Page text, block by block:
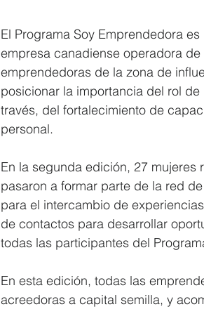
El Programa Soy Emprendedora
empresa canadiense operadora
emprendedoras de la zona de
posicionar la importancia del rol
través, del fortalecimiento de
personal.
En la segunda edición, 27
pasaron a formar parte de la red
para el intercambio de
de contactos para desarrollar
todas las participantes del
En esta edición, todas las
acreedoras a capital semilla, y